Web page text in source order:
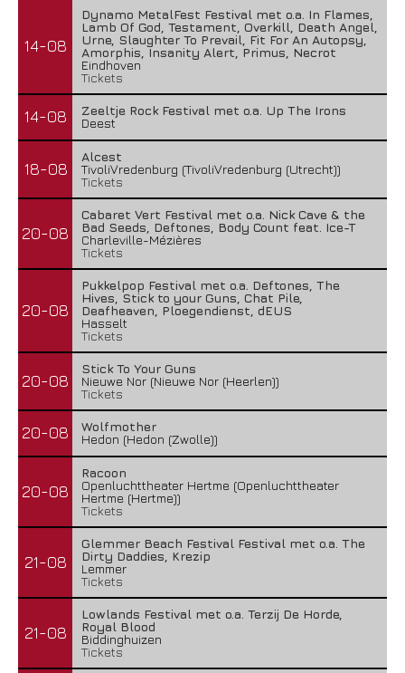
14-08
Dynamo MetalFest Festival met o.a. In Flames,
Lamb Of God, Testament, Overkill, Death Angel,
Urne, Slaughter To Prevail, Fit For An Autopsy,
Amorphis, Insanity Alert, Primus, Necrot
Eindhoven
Tickets
14-08
Zeeltje Rock Festival met o.a. Up The Irons
Deest
18-08
Alcest
TivoliVredenburg (TivoliVredenburg (Utrecht))
Tickets
20-08
Cabaret Vert Festival met o.a. Nick Cave & the
Bad Seeds, Deftones, Body Count feat. Ice-T
Charleville-Mézières
Tickets
20-08
Pukkelpop Festival met o.a. Deftones, The
Hives, Stick to your Guns, Chat Pile,
Deafheaven, Ploegendienst, dEUS
Hasselt
Tickets
20-08
Stick To Your Guns
Nieuwe Nor (Nieuwe Nor (Heerlen))
Tickets
20-08
Wolfmother
Hedon (Hedon (Zwolle))
20-08
Racoon
Openluchttheater Hertme (Openluchttheater
Hertme (Hertme))
Tickets
21-08
Glemmer Beach Festival Festival met o.a. The
Dirty Daddies, Krezip
Lemmer
Tickets
21-08
Lowlands Festival met o.a. Terzij De Horde,
Royal Blood
Biddinghuizen
Tickets